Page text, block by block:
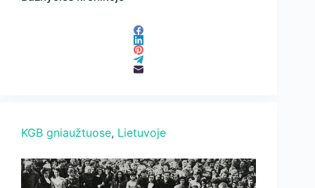
KGB gniaužtuose, Lietuvoje